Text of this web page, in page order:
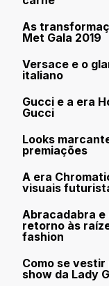
As
Met Gala 2019
Versace e o
italiano
Gucci e a era
Gucci
Looks
premiações
A era
visuais
Abracadabra e
retorno às
fashion
Como se vestir
show da Lady